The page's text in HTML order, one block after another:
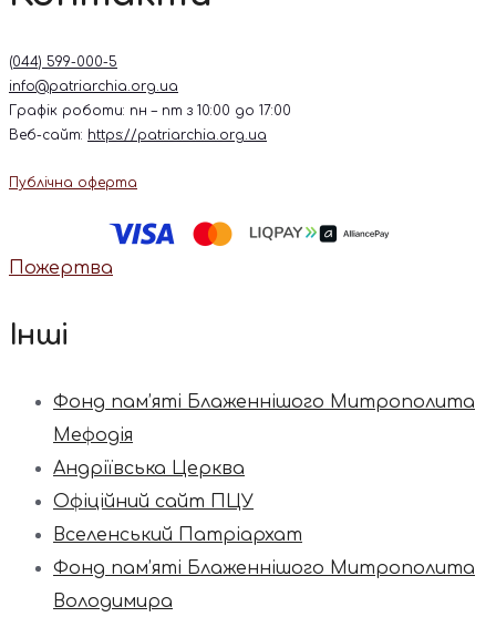
(044) 599-000-5
info@patriarchia.org.ua
Графік роботи: пн – пт з 10:00 до 17:00
Веб-сайт: https://patriarchia.org.ua
Публічна оферта
Пожертва
Інші
Фонд пам’яті Блаженнішого Митрополита
Мефодія
Андріївська Церква
Офіційний сайт ПЦУ
Вселенський Патріархат
Фонд пам’яті Блаженнішого Митрополита
Володимира